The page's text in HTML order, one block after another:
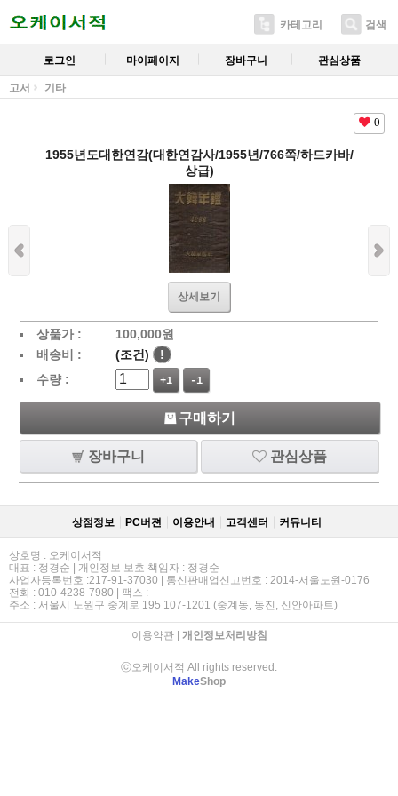
카테고리 검색
로그인 마이페이지 장바구니 관심상품
고서 기타
0
1955년도대한연감(대한연감사/1955년/766쪽/하드카바/
상급)
상세보기
상품가 : 100,000원
배송비 :
(조건)
!
수량 :
+1 -1
구매하기
장바구니 관심상품
상점정보 PC버젼 이용안내 고객센터 커뮤니티
상호명 : 오케이서적
대표 : 정경순 | 개인정보 보호 책임자 : 정경순
사업자등록번호 :217-91-37030 | 통신판매업신고번호 : 2014-서울노원-0176
전화 : 010-4238-7980 | 팩스 :
주소 : 서울시 노원구 중계로 195 107-1201 (중계동, 동진, 신안아파트)
이용약관| 개인정보처리방침
ⓒ오케이서적 All rights reserved.
MakeShop